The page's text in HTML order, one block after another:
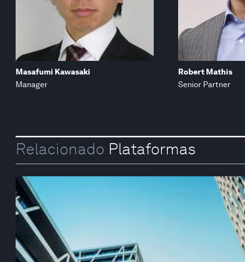
Masafumi Kawasaki
Manager
Robert Mathis
Senior Partner
Relacionado Plataformas